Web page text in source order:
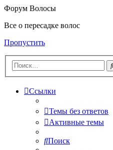
Форум Волосы
Все о пересадке волос
Пропустить
Ссылки
Темы без ответов
Активные темы
Поиск